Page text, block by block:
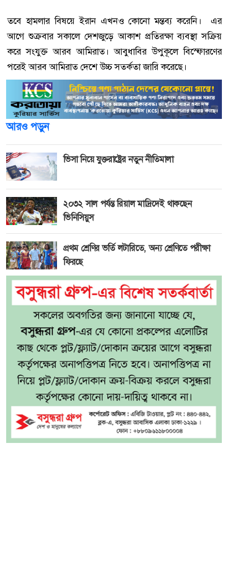
তবে হামলার বিষয়ে ইরান এখনও কোনো মন্তব্য করেনি। এর
আগে শুক্রবার সকালে দেশজুড়ে আকাশ প্রতিরক্ষা ব্যবস্থা সক্রিয়
করে সংযুক্ত আরব আমিরাত। আবুধাবির উপুকূলে বিস্ফোরণের
পরেই আরব আমিরাত দেশে উচ্চ সতর্কতা জারি করেছে।
আরও পড়ুন
ভিসা নিয়ে যুক্তরাষ্ট্রের নতুন নীতিমালা
২০৩২ সাল পর্যন্ত রিয়াল মাদ্রিদেই থাকছেন
ভিনিসিয়ুস
প্রথম শ্রেণির ভর্তি লটারিতে, অন্য শ্রেণিতে পরীক্ষা
ফিরছে